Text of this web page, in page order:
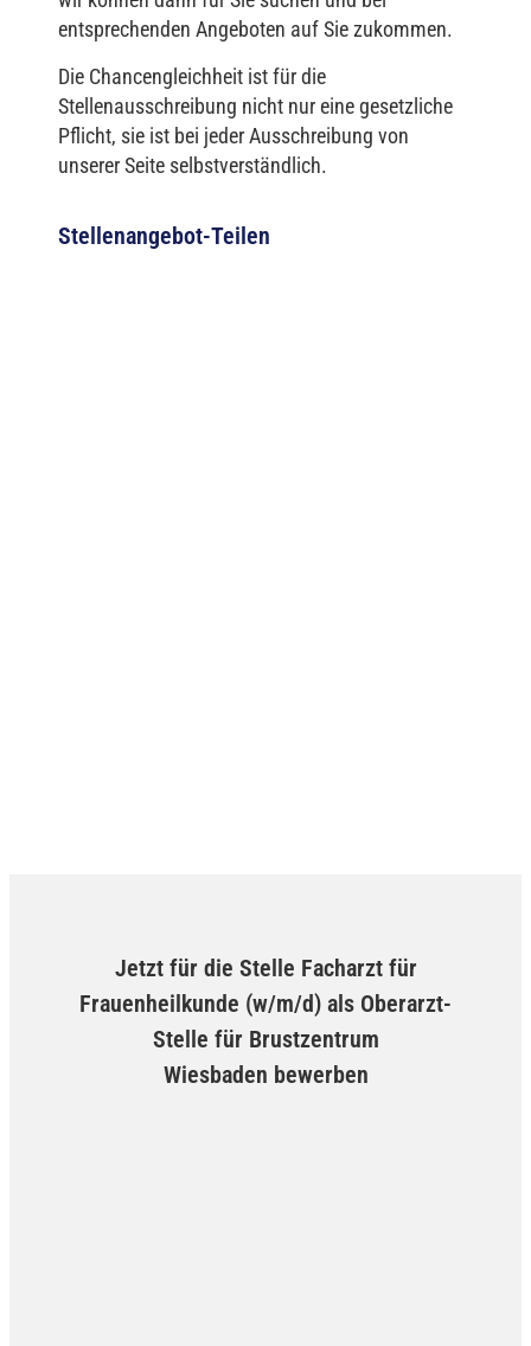
entsprechenden Angeboten auf Sie zukommen.
Die Chancengleichheit ist für die
Stellenausschreibung nicht nur eine gesetzliche
Pflicht, sie ist bei jeder Ausschreibung von
unserer Seite selbstverständlich.
Stellenangebot-Teilen
Jetzt für die Stelle Facharzt für
Frauenheilkunde (w/m/d) als Oberarzt-
Stelle für Brustzentrum
Wiesbaden bewerben